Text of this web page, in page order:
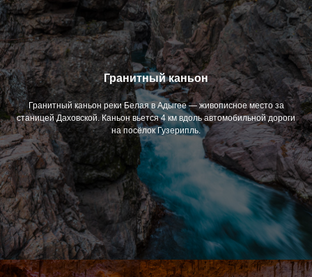
Гранитный каньон
Гранитный каньон реки Белая в Адыгее — живописное место за
станицей Даховской. Каньон вьется 4 км вдоль автомобильной дороги
на посёлок Гузерипль.